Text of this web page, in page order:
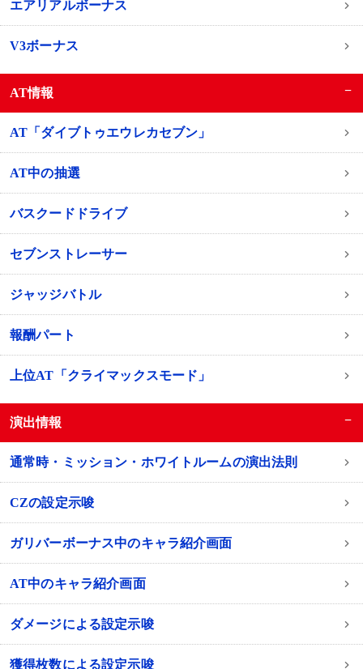
エアリアルボーナス
V3ボーナス
AT情報 −
AT「ダイブトゥエウレカセブン」
AT中の抽選
バスクードドライブ
セブンストレーサー
ジャッジバトル
報酬パート
上位AT「クライマックスモード」
演出情報 −
通常時・ミッション・ホワイトルームの演出法則
CZの設定示唆
ガリバーボーナス中のキャラ紹介画面
AT中のキャラ紹介画面
ダメージによる設定示唆
獲得枚数による設定示唆